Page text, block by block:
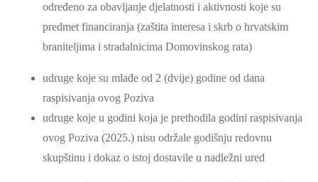
određeno za obavljanje djelatnosti i aktivnosti koje su
predmet financiranja (zaštita interesa i skrb o hrvatskim
braniteljima i stradalnicima Domovinskog rata)
udruge koje su mlađe od 2 (dvije) godine od dana
raspisivanja ovog Poziva
udruge koje u godini koja je prethodila godini raspisivanja
ovog Poziva (2025.) nisu održale godišnju redovnu
skupštinu i dokaz o istoj dostavile u nadležni ured